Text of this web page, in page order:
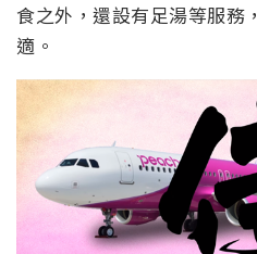
食之外，還設有足湯等服務
適­。